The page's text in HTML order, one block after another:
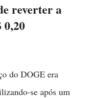
reverter a
do DOGE era
se após um